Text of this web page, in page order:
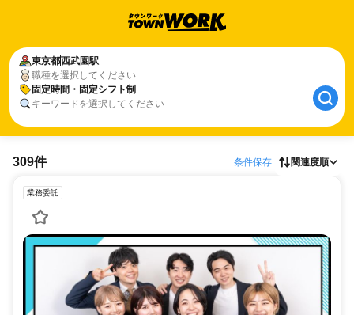
東京都西武園駅
職種を選択してください
固定時間・固定シフト制
キーワードを選択してください
309件 条件保存 関連度順
業務委託